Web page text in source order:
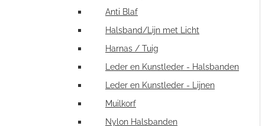
Anti Blaf
Halsband/Lijn met Licht
Harnas / Tuig
Leder en Kunstleder - Halsbanden
Leder en Kunstleder - Lijnen
Muilkorf
Nylon Halsbanden